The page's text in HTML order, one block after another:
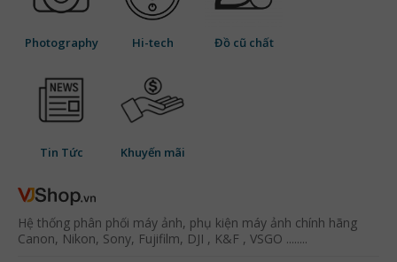
Photography Hi-tech Đồ cũ chất
Tin Tức Khuyến mãi
Hệ thống phân phối máy ảnh, phụ kiện máy ảnh chính hãng
Canon, Nikon, Sony, Fujifilm, DJI , K&F , VSGO ........